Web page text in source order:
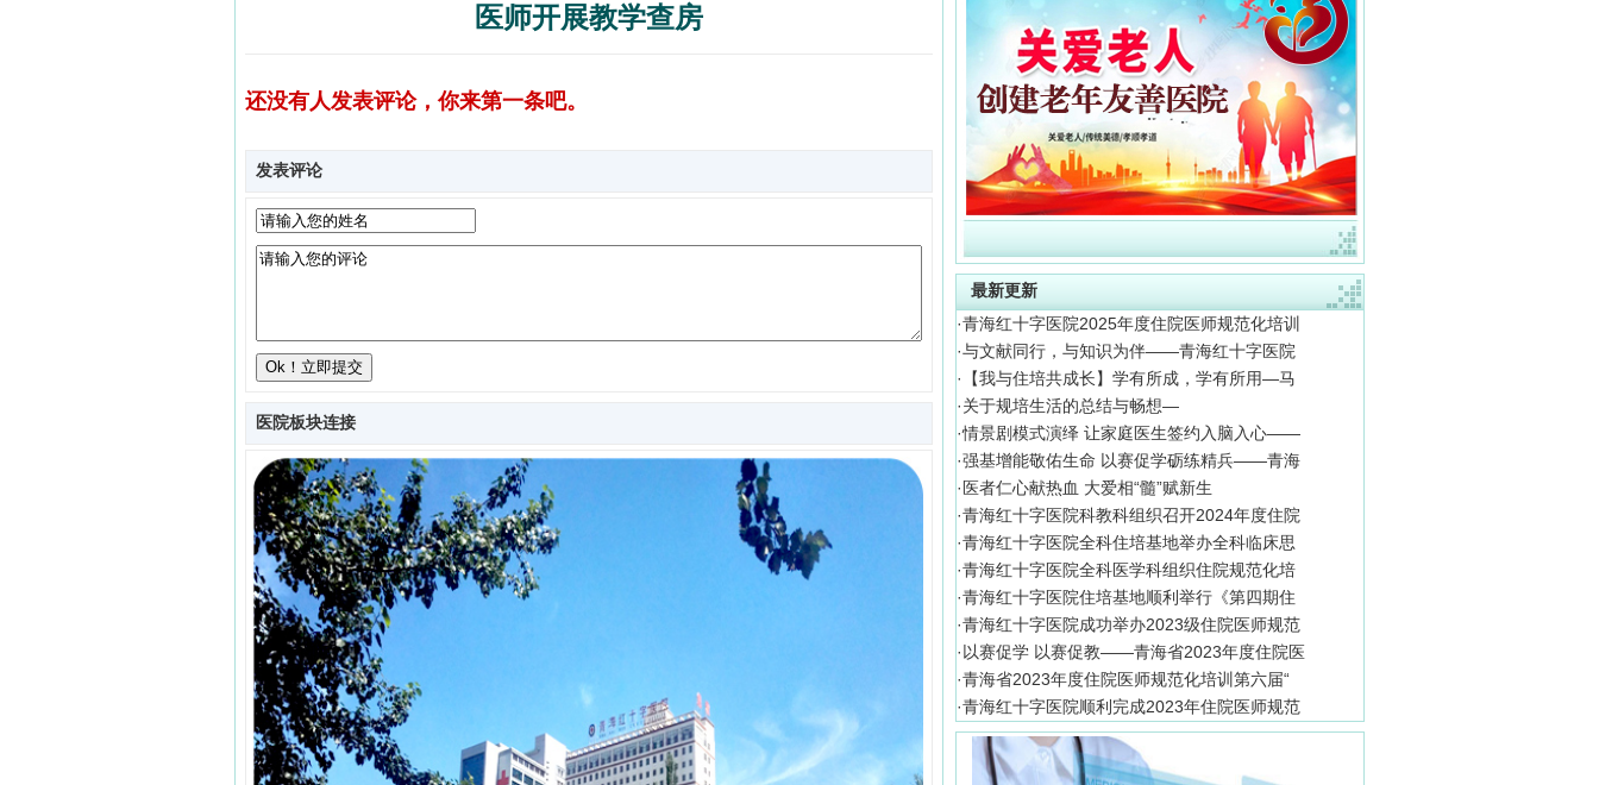
医师开展教学查房
还没有人发表评论，你来第一条吧。
发表评论
医院板块连接
最新更新
·青海红十字医院2025年度住院医师规范化培训
·与文献同行，与知识为伴——青海红十字医院
·
【我与住培共成长】学有所成，学有所用—马
·关于规培生活的总结与畅想—
·情景剧模式演绎 让家庭医生签约入脑入心——
·强基增能敬佑生命 以赛促学砺练精兵——青海
· 医者仁心献热血 大爱相“髓”赋新生
·青海红十字医院科教科组织召开2024年度住院
·青海红十字医院全科住培基地举办全科临床思
·青海红十字医院全科医学科组织住院规范化培
·青海红十字医院住培基地顺利举行《第四期住
·青海红十字医院成功举办2023级住院医师规范
· 以赛促学 以赛促教——青海省2023年度住院医
·青海省2023年度住院医师规范化培训第六届“
·青海红十字医院顺利完成2023年住院医师规范